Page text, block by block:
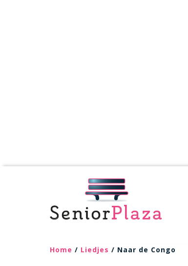
Home / Liedjes / Naar de Congo